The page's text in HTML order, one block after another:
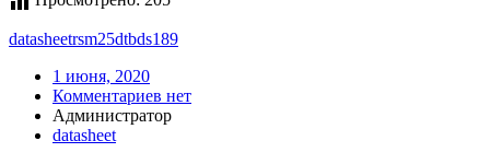
datasheetrsm25dtbds189
1 июня, 2020
Комментариев нет
Администратор
datasheet